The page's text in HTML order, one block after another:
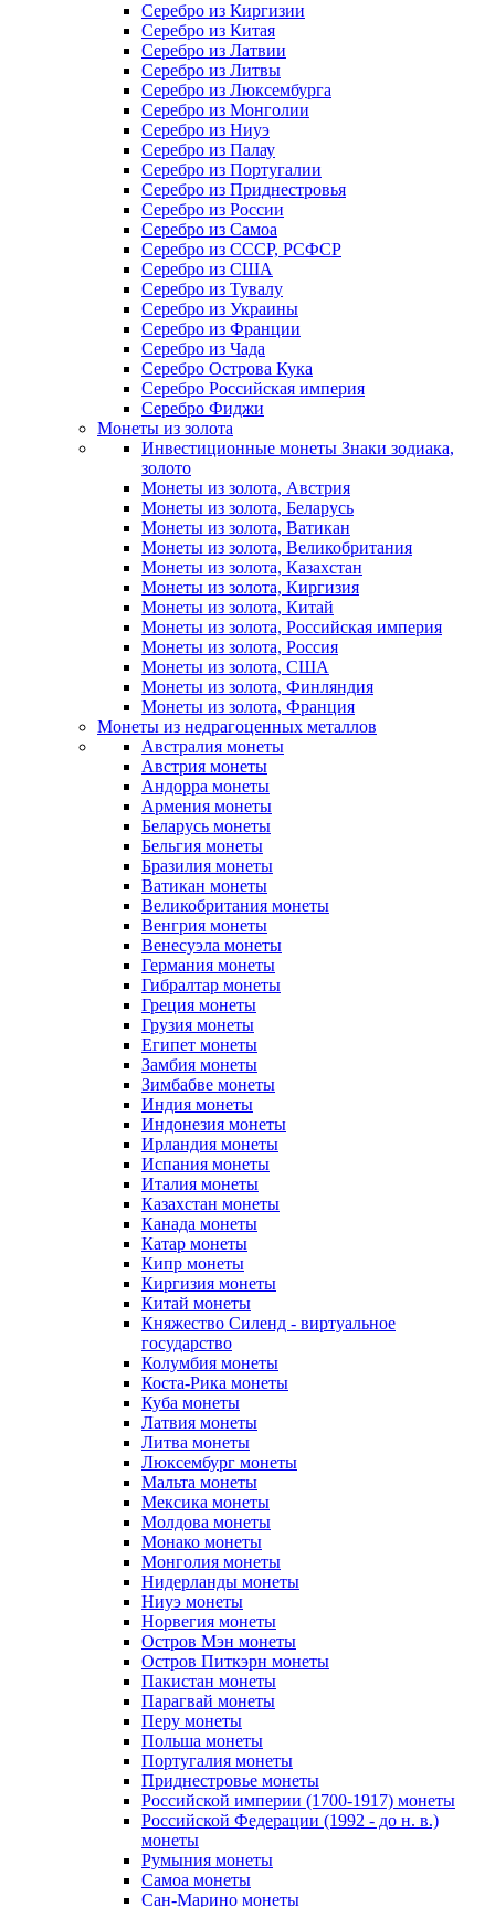
Серебро из Киргизии
Серебро из Китая
Серебро из Латвии
Серебро из Литвы
Серебро из Люксембурга
Серебро из Монголии
Серебро из Ниуэ
Серебро из Палау
Серебро из Португалии
Серебро из Приднестровья
Серебро из России
Серебро из Самоа
Серебро из СССР, РСФСР
Серебро из США
Серебро из Тувалу
Серебро из Украины
Серебро из Франции
Серебро из Чада
Серебро Острова Кука
Серебро Российская империя
Серебро Фиджи
Монеты из золота
Инвестиционные монеты Знаки зодиака,
золото
Монеты из золота, Австрия
Монеты из золота, Беларусь
Монеты из золота, Ватикан
Монеты из золота, Великобритания
Монеты из золота, Казахстан
Монеты из золота, Киргизия
Монеты из золота, Китай
Монеты из золота, Российская империя
Монеты из золота, Россия
Монеты из золота, США
Монеты из золота, Финляндия
Монеты из золота, Франция
Монеты из недрагоценных металлов
Австралия монеты
Австрия монеты
Андорра монеты
Армения монеты
Беларусь монеты
Бельгия монеты
Бразилия монеты
Ватикан монеты
Великобритания монеты
Венгрия монеты
Венесуэла монеты
Германия монеты
Гибралтар монеты
Греция монеты
Грузия монеты
Египет монеты
Замбия монеты
Зимбабве монеты
Индия монеты
Индонезия монеты
Ирландия монеты
Испания монеты
Италия монеты
Казахстан монеты
Канада монеты
Катар монеты
Кипр монеты
Киргизия монеты
Китай монеты
Княжество Силенд - виртуальное
государство
Колумбия монеты
Коста-Рика монеты
Куба монеты
Латвия монеты
Литва монеты
Люксембург монеты
Мальта монеты
Мексика монеты
Молдова монеты
Монако монеты
Монголия монеты
Нидерланды монеты
Ниуэ монеты
Норвегия монеты
Остров Мэн монеты
Остров Питкэрн монеты
Пакистан монеты
Парагвай монеты
Перу монеты
Польша монеты
Португалия монеты
Приднестровье монеты
Российской империи (1700-1917) монеты
Российской Федерации (1992 - до н. в.)
монеты
Румыния монеты
Самоа монеты
Сан-Марино монеты